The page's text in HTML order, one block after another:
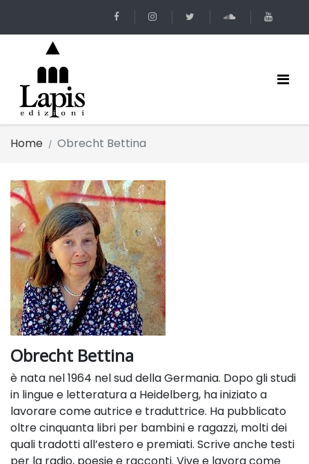
Home Obrecht Bettina
Obrecht Bettina
è nata nel 1964 nel sud della Germania. Dopo gli studi
in lingue e letteratura a Heidelberg, ha iniziato a
lavorare come autrice e traduttrice. Ha pubblicato
oltre cinquanta libri per bambini e ragazzi, molti dei
quali tradotti all’estero e premiati. Scrive anche testi